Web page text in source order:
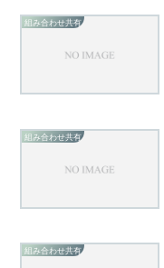
組み合わせ共有
組み合わせ共有
組み合わせ共有